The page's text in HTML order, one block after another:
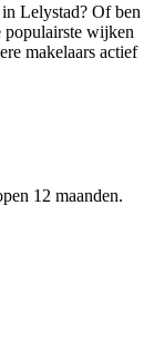
Lelystad? Of ben
populairste wijken
makelaars actief
12 maanden.